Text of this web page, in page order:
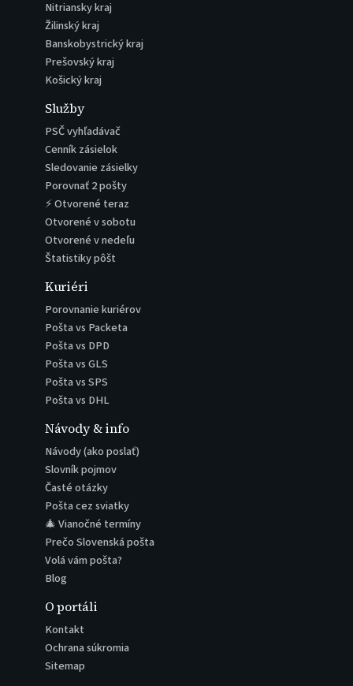
Nitriansky kraj
Žilinský kraj
Banskobystrický kraj
Prešovský kraj
Košický kraj
Služby
PSČ vyhľadávač
Cenník zásielok
Sledovanie zásielky
Porovnať 2 pošty
⚡ Otvorené teraz
Otvorené v sobotu
Otvorené v nedeľu
Štatistiky pôšt
Kuriéri
Porovnanie kuriérov
Pošta vs Packeta
Pošta vs DPD
Pošta vs GLS
Pošta vs SPS
Pošta vs DHL
Návody & info
Návody (ako poslať)
Slovník pojmov
Časté otázky
Pošta cez sviatky
🎄 Vianočné termíny
Prečo Slovenská pošta
Volá vám pošta?
Blog
O portáli
Kontakt
Ochrana súkromia
Sitemap